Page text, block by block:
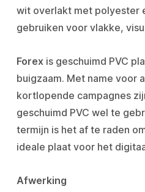
wit overlakt met polyester
gebruiken voor vlakke,
Forexis geschuimd PVC
buigzaam. Met name voor
kortlopende campagnes
geschuimd PVC wel te
termijn is het af te raden
ideale plaat voor het
Afwerking